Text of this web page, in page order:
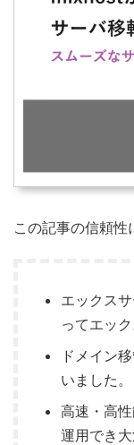
この記事の信頼性
エックス
ってエッ
ドメイン
いました。
高速・高
運用でき大